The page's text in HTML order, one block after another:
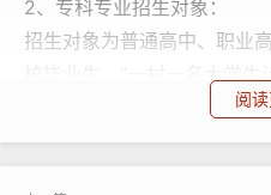
2、专科专业招生对象：
招生对象为普通高中、职业
校毕业生。“一村一名大学生
通高中、职业高中、技工学
青年。
阅